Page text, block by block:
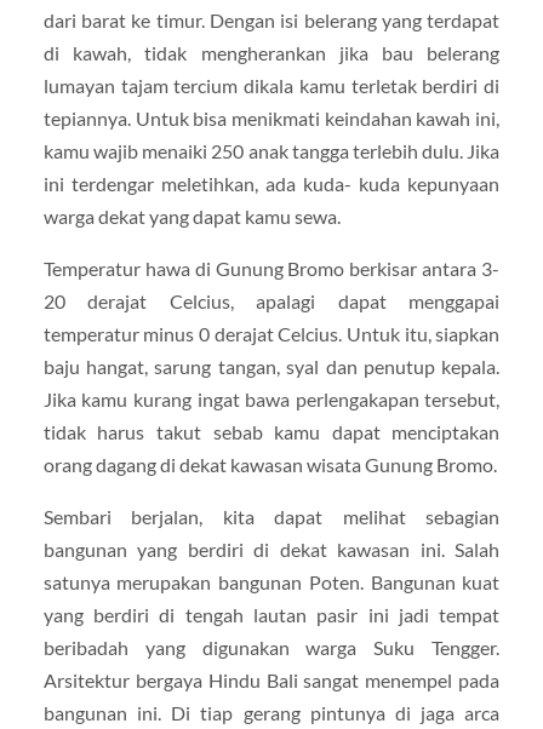
dari barat ke timur. Dengan isi belerang yang terdapat
di kawah, tidak mengherankan jika bau belerang
lumayan tajam tercium dikala kamu terletak berdiri di
tepiannya. Untuk bisa menikmati keindahan kawah ini,
kamu wajib menaiki 250 anak tangga terlebih dulu. Jika
ini terdengar meletihkan, ada kuda- kuda kepunyaan
warga dekat yang dapat kamu sewa.
Temperatur hawa di Gunung Bromo berkisar antara 3-
20 derajat Celcius, apalagi dapat menggapai
temperatur minus 0 derajat Celcius. Untuk itu, siapkan
baju hangat, sarung tangan, syal dan penutup kepala.
Jika kamu kurang ingat bawa perlengakapan tersebut,
tidak harus takut sebab kamu dapat menciptakan
orang dagang di dekat kawasan wisata Gunung Bromo.
Sembari berjalan, kita dapat melihat sebagian
bangunan yang berdiri di dekat kawasan ini. Salah
satunya merupakan bangunan Poten. Bangunan kuat
yang berdiri di tengah lautan pasir ini jadi tempat
beribadah yang digunakan warga Suku Tengger.
Arsitektur bergaya Hindu Bali sangat menempel pada
bangunan ini. Di tiap gerang pintunya di jaga arca